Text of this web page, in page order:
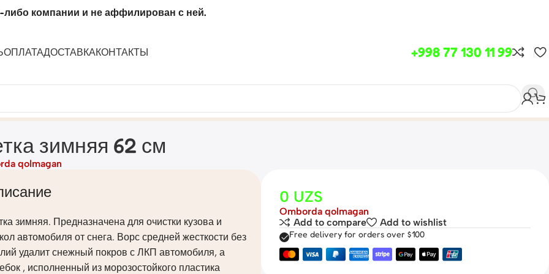
компании и не аффилирован с ней.
ОПЛАТАДОСТАВКАКОНТАКТЫ +998 77 130 11 99
зимняя 62 см
qolmagan
зимняя. Предназначена для очистки кузова и
автомобиля от снега. Ворс средней жесткости без
удалит снежный покров с ЛКП автомобиля, а
, исполненный из морозостойкого пластика
0 UZS
Omborda qolmagan
Add to compare
Add to wishlist
Free delivery for orders over $100